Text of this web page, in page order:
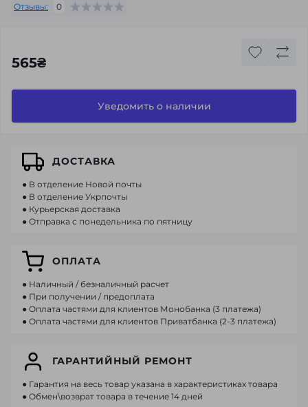
Отзывы: 0
565₴
Уведомить о наличии
ДОСТАВКА
● В отделение Новой почты
● В отделение Укрпочты
● Курьерская доставка
● Отправка с понедельника по пятницу
ОПЛАТА
● Наличный / безналичный расчет
● При получении / предоплата
● Оплата частями для клиентов Монобанка (3 платежа)
● Оплата частями для клиентов Приватбанка (2-3 платежа)
ГАРАНТИЙНЫЙ РЕМОНТ
● Гарантия на весь товар указана в характеристиках товара
● Обмен\возврат товара в течение 14 дней